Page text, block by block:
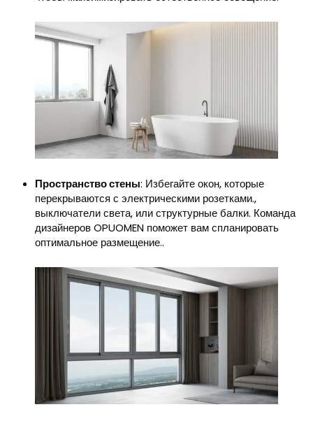
Пространство стены: Избегайте окон, которые
перекрываются с электрическими розетками.,
выключатели света, или структурные балки. Команда
дизайнеров OPUOMEN поможет вам спланировать
оптимальное размещение..